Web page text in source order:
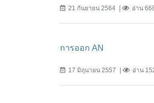
21 กันยายน 2564 อ่าน
การออก AN
17 มิถุนายน 2557 อ่าน